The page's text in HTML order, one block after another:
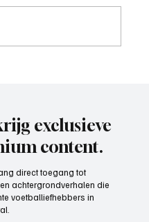
exclusieve
content.
direct toegang tot
achtergrondverhalen die
voetballiefhebbers in